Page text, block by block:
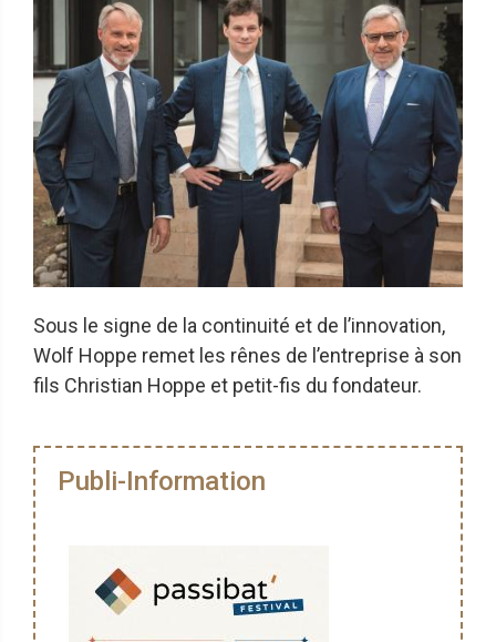
Sous le signe de la continuité et de l’innovation,
Wolf Hoppe remet les rênes de l’entreprise à son
fils Christian Hoppe et petit-fis du fondateur.
Publi-Information